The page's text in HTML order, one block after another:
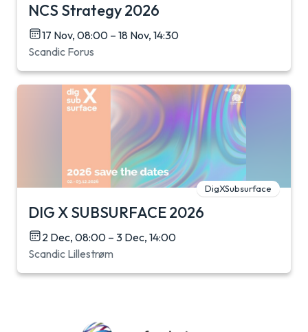
NCS Strategy 2026
17 Nov, 08:00 – 18 Nov, 14:30
Scandic Forus
DigXSubsurface
DIG X SUBSURFACE 2026
2 Dec, 08:00 – 3 Dec, 14:00
Scandic Lillestrøm